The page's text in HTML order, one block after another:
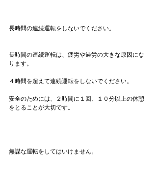
長時間の連続運転をしないでください。
長時間の連続運転は、疲労や過労の大きな原因にな
ります。
４時間を超えて連続運転をしないでください。
安全のためには、２時間に１回、１０分以上の休憩
をとることが大切です。
無謀な運転をしてはいけません。